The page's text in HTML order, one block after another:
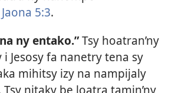
5:3.
ny entako.”Tsy hoatran’ny
Jesosy fa nanetry tena sy
mihitsy izy na nampijaly
nitaky be loatra tamin’ny